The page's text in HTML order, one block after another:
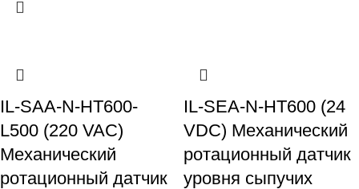
IL-SAA-N-HT600-
L500 (220 VAC)
Механический
ротационный датчик
IL-SEA-N-HT600 (24
VDC) Механический
ротационный датчик
уровня сыпучих